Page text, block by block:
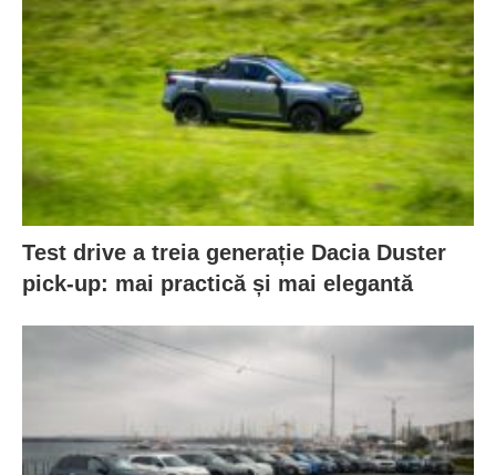
Test drive a treia generație Dacia Duster
pick-up: mai practică și mai elegantă